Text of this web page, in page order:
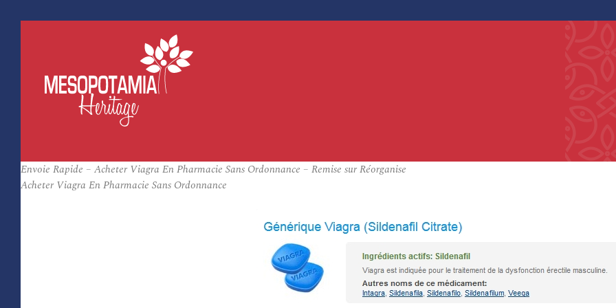
Envoie Rapide – Acheter Viagra En Pharmacie Sans Ordonnance – Remise sur Réorganise
Acheter Viagra En Pharmacie Sans Ordonnance